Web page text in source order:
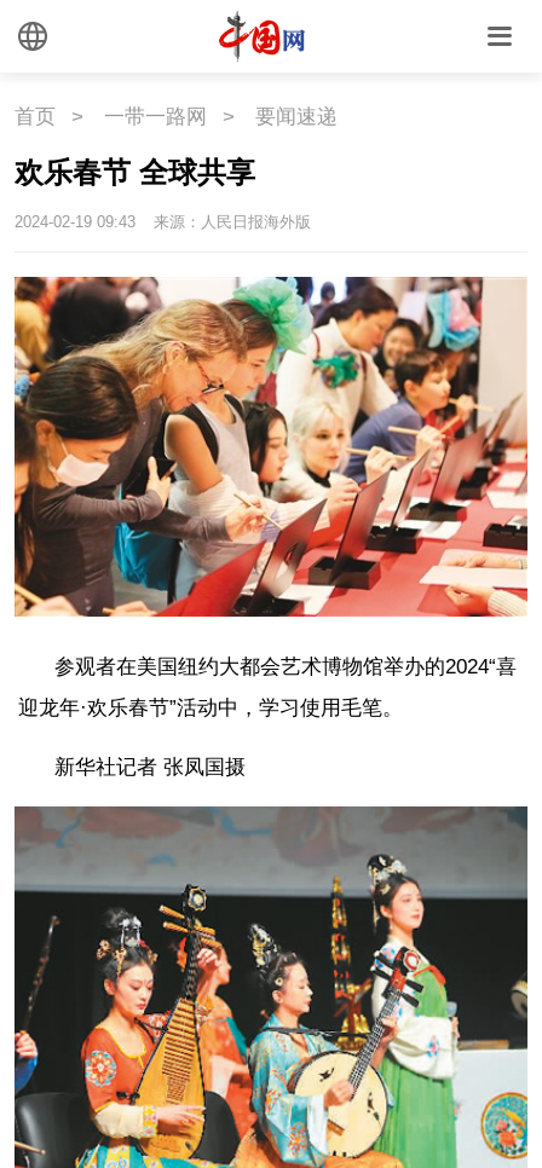
首页 > 一带一路网 > 要闻速递
欢乐春节 全球共享
2024-02-19 09:43 来源：人民日报海外版
参观者在美国纽约大都会艺术博物馆举办的2024“喜
迎龙年·欢乐春节”活动中，学习使用毛笔。
新华社记者 张凤国摄